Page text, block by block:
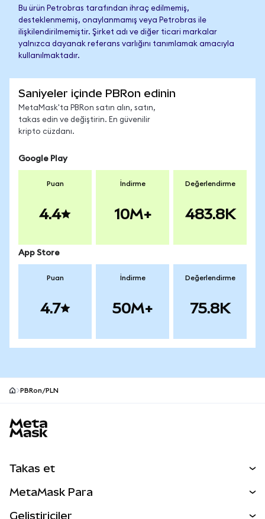
Bu ürün Petrobras tarafından ihraç edilmemiş,
desteklenmemiş, onaylanmamış veya Petrobras ile
ilişkilendirilmemiştir. Şirket adı ve diğer ticari markalar
yalnızca dayanak referans varlığını tanımlamak amacıyla
kullanılmaktadır.
Saniyeler içinde PBRon edinin
MetaMask'ta PBRon satın alın, satın,
takas edin ve değiştirin. En güvenilir
kripto cüzdanı.
Google Play
Puan
4.4
İndirme
10M+
Değerlendirme
483.8K
App Store
Puan
4.7
İndirme
50M+
Değerlendirme
75.8K
PBRon/PLN
Takas et
MetaMask Para
Geliştiriciler